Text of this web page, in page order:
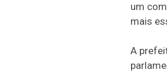
um
mais
A